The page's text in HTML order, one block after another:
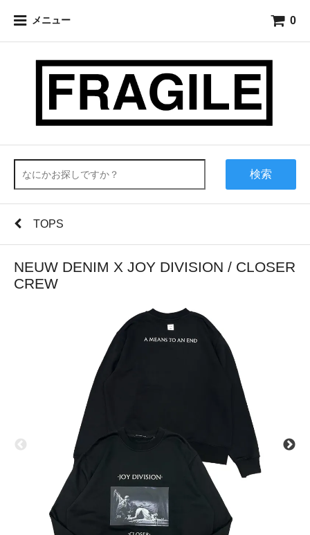
メニュー 0
検索
TOPS
NEUW DENIM X JOY DIVISION / CLOSER
CREW